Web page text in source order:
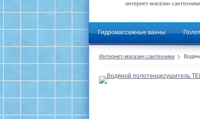
интернет-магазин сантехники
Гидромассажные ванны
Интернет-магазин сантехники